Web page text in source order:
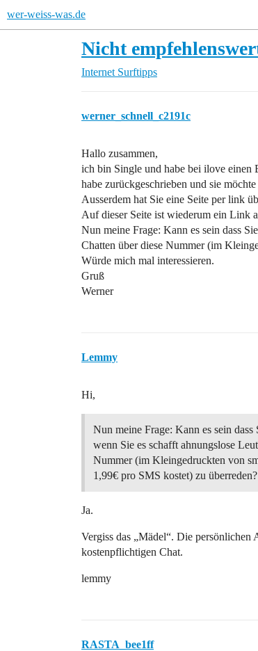
wer-weiss-was.de
Nicht
Internet Surftipps
werner_schnell_c2191c
Hallo zusammen,
ich bin Single und habe bei ilove einen
habe zurückgeschrieben und sie
Ausserdem hat Sie eine Seite per link
Auf dieser Seite ist wiederum ein Link
Nun meine Frage: Kann es sein dass
Chatten über diese Nummer (im
Würde mich mal interessieren.
Gruß
Werner
Lemmy
Hi,
Nun meine Frage: Kann es sein
wenn Sie es schafft ahnungslose
Nummer (im Kleingedruckten von
1,99€ pro SMS kostet) zu überreden?
Ja.
Vergiss das „Mädel“. Die
kostenpflichtigen Chat.
lemmy
RASTA_bee1ff